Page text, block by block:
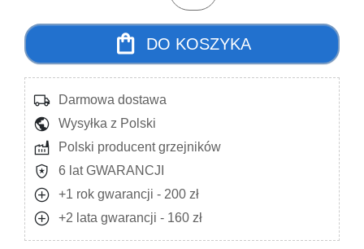
shopping_bag DO KOSZYKA
local_shipping Darmowa dostawa
public Wysyłka z Polski
factory Polski producent grzejników
local_police 6 lat GWARANCJI
add_circle +1 rok gwarancji - 200 zł
add_circle +2 lata gwarancji - 160 zł